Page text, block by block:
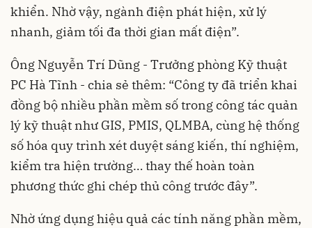
khiển. Nhờ vậy, ngành điện phát hiện, xử lý
nhanh, giảm tối đa thời gian mất điện”.
Ông Nguyễn Trí Dũng - Trưởng phòng Kỹ thuật
PC Hà Tĩnh - chia sẻ thêm: “Công ty đã triển khai
đồng bộ nhiều phần mềm số trong công tác quản
lý kỹ thuật như GIS, PMIS, QLMBA, cùng hệ thống
số hóa quy trình xét duyệt sáng kiến, thí nghiệm,
kiểm tra hiện trường… thay thế hoàn toàn
phương thức ghi chép thủ công trước đây”.
Nhờ ứng dụng hiệu quả các tính năng phần mềm,